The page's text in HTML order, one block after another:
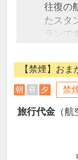
往復の
たスタ
ランで
できる
ら、一
にも最
旅行
泊・飛
JALマ
トマ
【禁煙】おま
朝 昼 夕 禁
旅行代金 （